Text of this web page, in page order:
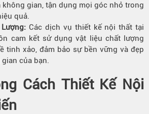
gian, tận dụng mọi góc nhỏ trong
quả.
Các dịch vụ thiết kế nội thất tại
cam kết sử dụng vật liệu chất lượng
tinh xảo, đảm bảo sự bền vững và đẹp
của bạn.
Cách Thiết Kế Nội